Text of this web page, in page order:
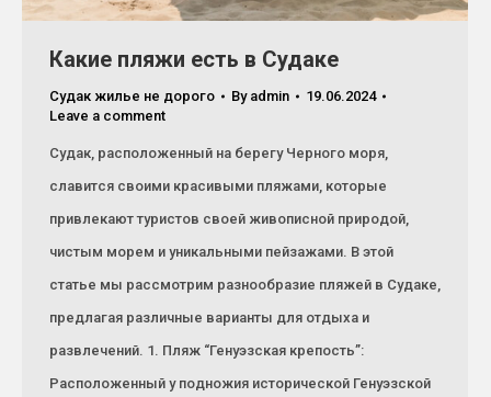
Какие пляжи есть в Судаке
Судак жилье не дорого By admin
19.06.2024
Leave a comment
Судак, расположенный на берегу Черного моря,
славится своими красивыми пляжами, которые
привлекают туристов своей живописной природой,
чистым морем и уникальными пейзажами. В этой
статье мы рассмотрим разнообразие пляжей в Судаке,
предлагая различные варианты для отдыха и
развлечений. 1. Пляж “Генуэзская крепость”:
Расположенный у подножия исторической Генуэзской